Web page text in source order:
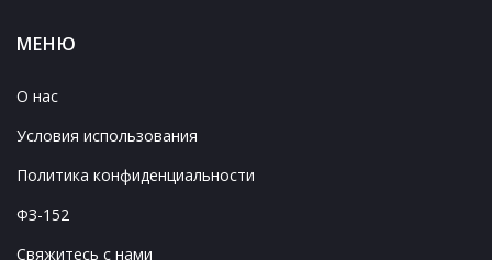
МЕНЮ
О нас
Условия использования
Политика конфиденциальности
ФЗ-152
Свяжитесь с нами